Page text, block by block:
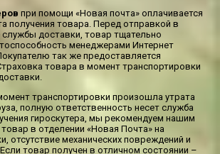
при помощи «Новая почта» оплачивается
получения товара. Перед отправкой в
службы доставки, товар тщательно
менеджерами Интернет
так же предоставляется
товара в момент транспортировки
транспортировки произошла утрата
полную ответственность несет служба
гироскутера, мы рекомендуем нашим
в отделении «Новая Почта» на
отсутствие механических повреждений и
товар получен в отличном состоянии –